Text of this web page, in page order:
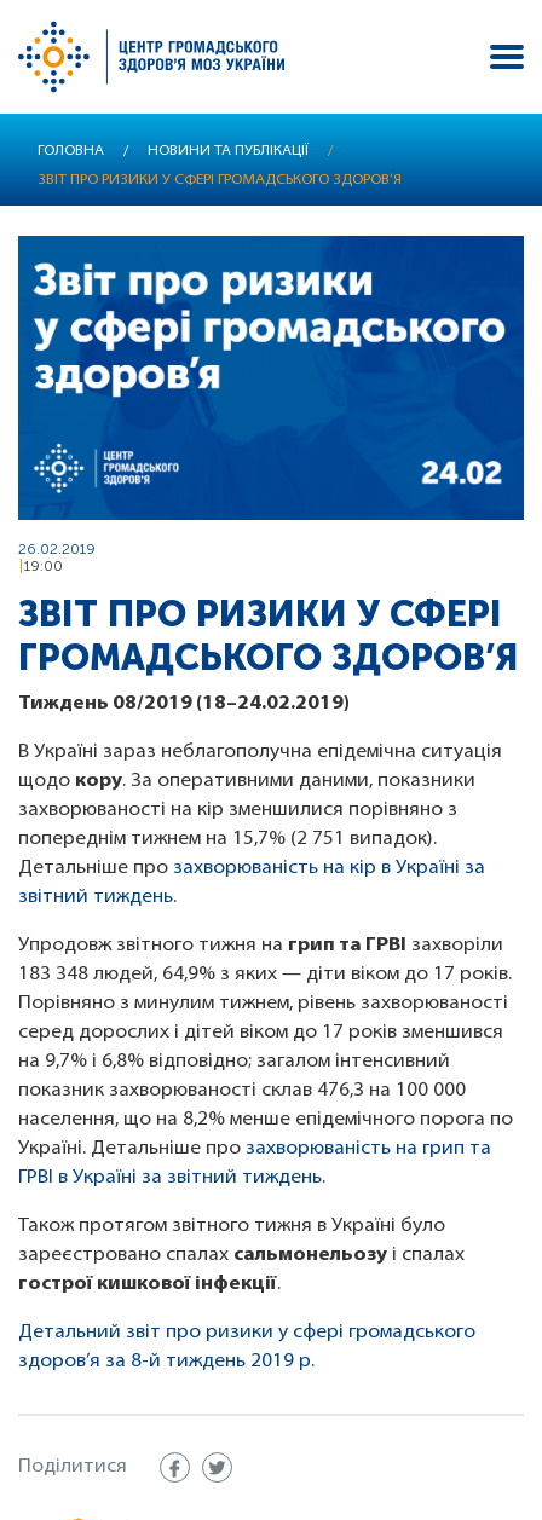
основного
ГОЛОВНА / НОВИНИ ТА ПУБЛІКАЦІЇ
/
ЗВІТ ПРО РИЗИКИ У СФЕРІ ГРОМАДСЬКОГО ЗДОРОВ’Я
26.02.2019
19:00
ЗВІТ ПРО РИЗИКИ У СФЕРІ
ГРОМАДСЬКОГО ЗДОРОВ’Я
Тиждень 08/2019 (18–24.02.2019)
В Україні зараз неблагополучна епідемічна ситуація
щодо кору. За оперативними даними, показники
захворюваності на кір зменшилися порівняно з
попереднім тижнем на 15,7% (2 751 випадок).
Детальніше про захворюваність на кір в Україні за
звітний тиждень.
Упродовж звітного тижня на грип та ГРВІ захворіли
183 348 людей, 64,9% з яких — діти віком до 17 років.
Порівняно з минулим тижнем, рівень захворюваності
серед дорослих і дітей віком до 17 років зменшився
на 9,7% і 6,8% відповідно; загалом інтенсивний
показник захворюваності склав 476,3 на 100 000
населення, що на 8,2% менше епідемічного порога по
Україні. Детальніше про захворюваність на грип та
ГРВІ в Україні за звітний тиждень.
Також протягом звітного тижня в Україні було
зареєстровано спалах сальмонельозу і спалах
гострої кишкової інфекції.
Детальний звіт про ризики у сфері громадського
здоров’я за 8-й тиждень 2019 р.
Поділитися